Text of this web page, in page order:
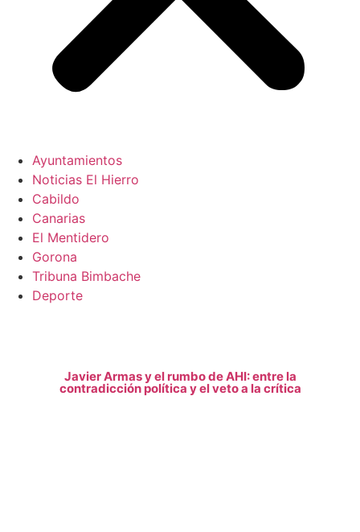
Ayuntamientos
Noticias El Hierro
Cabildo
Canarias
El Mentidero
Gorona
Tribuna Bimbache
Deporte
Javier Armas y el rumbo de AHI: entre la
contradicción política y el veto a la crítica